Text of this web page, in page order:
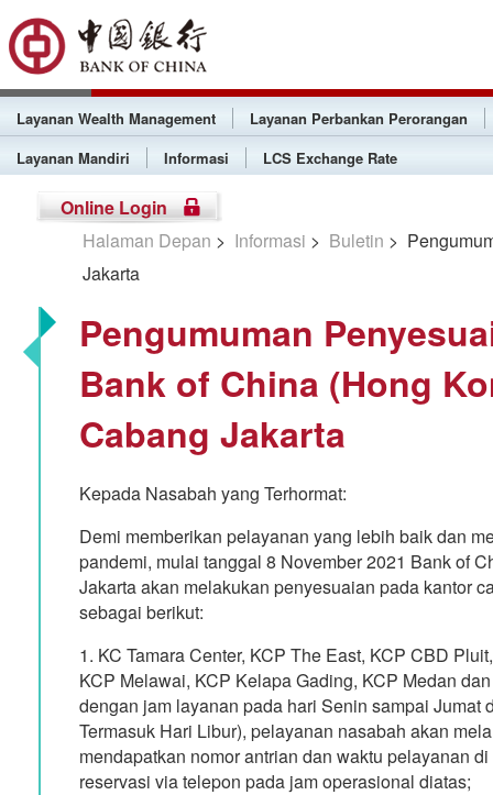
Layanan Wealth Management
Layanan Perbankan Perorangan
Layanan Mandiri
Informasi LCS Exchange Rate
Online Login
Halaman Depan > Informasi > Buletin >
Jakarta
Pengumuman
Bank of China (Hong
Cabang Jakarta
Kepada Nasabah yang Terhormat:
Demi memberikan pelayanan yang lebih baik dan
pandemi, mulai tanggal 8 November 2021 Bank of
Jakarta akan melakukan penyesuaian pada kantor
sebagai berikut:
1. KC Tamara Center, KCP The East, KCP CBD
KCP Melawai, KCP Kelapa Gading, KCP Medan
dengan jam layanan pada hari Senin sampai Jumat
Termasuk Hari Libur), pelayanan nasabah akan
mendapatkan nomor antrian dan waktu pelayanan
reservasi via telepon pada jam operasional diatas;